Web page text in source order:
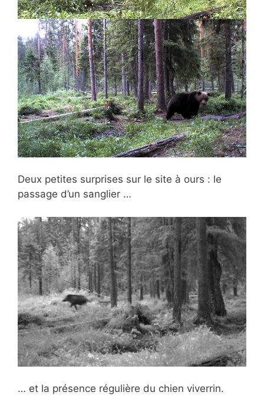
Deux petites surprises sur le site à ours : le
passage d’un sanglier …
… et la présence régulière du chien viverrin.